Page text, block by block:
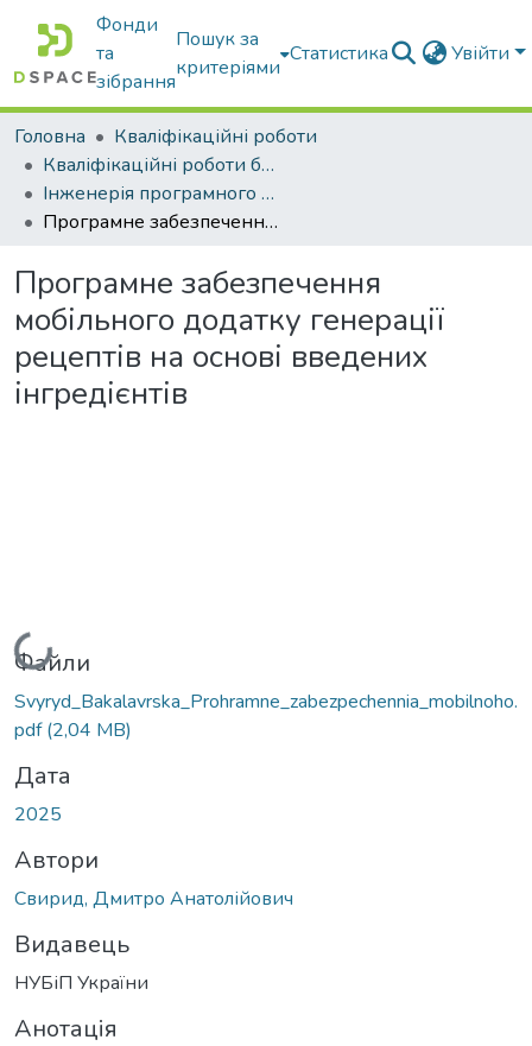
Фонди
та
зібрання
Пошук за
критеріями
Статистика Увійти
Головна
Кваліфікаційні роботи
Кваліфікаційні роботи бакалаврів
Інженерія програмного забезпечення
Програмне забезпечення мобільного додатку генерації рецептів на основі введених інгредієнтів
Програмне забезпечення
мобільного додатку генерації
рецептів на основі введених
інгредієнтів
Вантажиться...
Файли
Svyryd_Bakalavrska_Prohramne_zabezpechennia_mobilnoho.
pdf(2,04 MB)
Дата
2025
Автори
Свирид, Дмитро Анатолійович
Видавець
НУБіП України
Анотація